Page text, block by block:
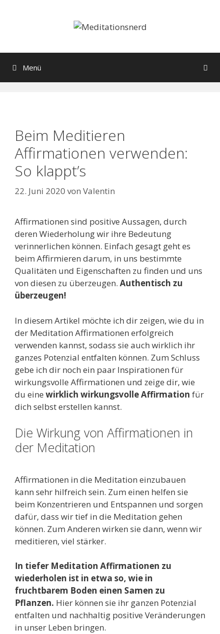
Menü
Beim Meditieren
Affirmationen verwenden:
So klappt’s
22. Juni 2020 von Valentin
Affirmationen sind positive Aussagen, durch
deren Wiederholung wir ihre Bedeutung
verinnerlichen können. Einfach gesagt geht es
beim Affirmieren darum, in uns bestimmte
Qualitäten und Eigenschaften zu finden und uns
von diesen zu überzeugen. Authentisch zu
überzeugen!
In diesem Artikel möchte ich dir zeigen, wie du in
der Meditation Affirmationen erfolgreich
verwenden kannst, sodass sie auch wirklich ihr
ganzes Potenzial entfalten können. Zum Schluss
gebe ich dir noch ein paar Inspirationen für
wirkungsvolle Affirmationen und zeige dir, wie
du eine wirklich wirkungsvolle Affirmation für
dich selbst erstellen kannst.
Die Wirkung von Affirmationen in
der Meditation
Affirmationen in die Meditation einzubauen
kann sehr hilfreich sein. Zum einen helfen sie
beim Konzentrieren und Entspannen und sorgen
dafür, dass wir tief in die Meditation gehen
können. Zum Anderen wirken sie dann, wenn wir
meditieren, viel stärker.
In tiefer Meditation Affirmationen zu
wiederholen ist in etwa so, wie in
fruchtbarem Boden einen Samen zu
Pflanzen. Hier können sie ihr ganzen Potenzial
entfalten und nachhaltig positive Veränderungen
in unser Leben bringen.